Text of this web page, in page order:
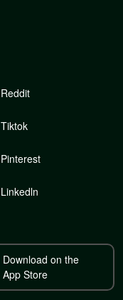
Reddit
Tiktok
Pinterest
Linkedln
Download on the
App Store